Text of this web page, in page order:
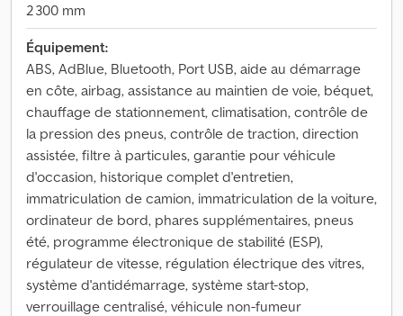
2 300 mm
Équipement:
ABS, AdBlue, Bluetooth, Port USB, aide au démarrage
en côte, airbag, assistance au maintien de voie, béquet,
chauffage de stationnement, climatisation, contrôle de
la pression des pneus, contrôle de traction, direction
assistée, filtre à particules, garantie pour véhicule
d'occasion, historique complet d'entretien,
immatriculation de camion, immatriculation de la voiture,
ordinateur de bord, phares supplémentaires, pneus
été, programme électronique de stabilité (ESP),
régulateur de vitesse, régulation électrique des vitres,
système d'antidémarrage, système start-stop,
verrouillage centralisé, véhicule non-fumeur